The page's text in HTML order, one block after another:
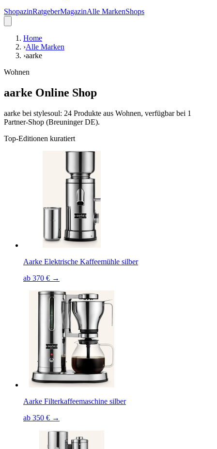
ShopazinRatgeberMagazinAlle MarkenShops
Home
›Alle Marken
›aarke
Wohnen
aarke Online Shop
aarke bei stylesoul: 24 Produkte aus Wohnen, verfügbar bei 1
Partner-Shop (Breuninger DE).
Top-Editionen kuratiert
Aarke Elektrische Kaffeemühle silber
ab 370 € →
Aarke Filterkaffeemaschine silber
ab 350 € →